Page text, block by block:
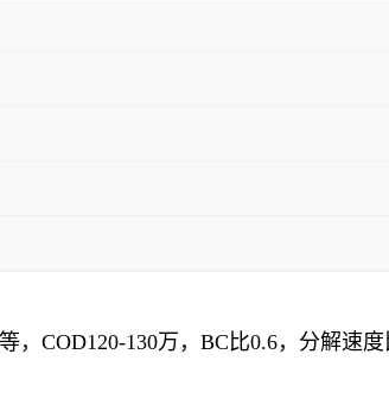
COD120-130万，BC比0.6，分解速